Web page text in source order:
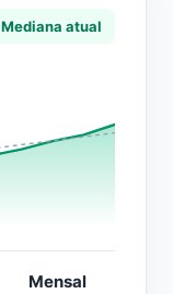
Mediana atual
Mensal